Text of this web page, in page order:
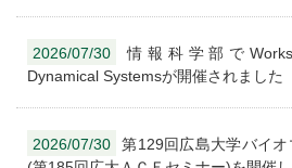
2026/07/30
情報科学部で
Dynamical Systemsが開催されました
2026/07/30
第129回広島大学バイ